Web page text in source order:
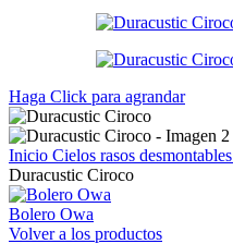
Haga Click para agrandar
Inicio Cielos rasos desmontables
Duracustic Ciroco
Bolero Owa
Volver a los productos